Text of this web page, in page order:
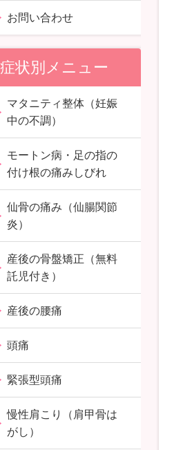
お問い合わせ
症状別メニュー
マタニティ整体（妊娠
中の不調）
モートン病・足の指の
付け根の痛みしびれ
仙骨の痛み（仙腸関節
炎）
産後の骨盤矯正（無料
託児付き）
産後の腰痛
頭痛
緊張型頭痛
慢性肩こり（肩甲骨は
がし）